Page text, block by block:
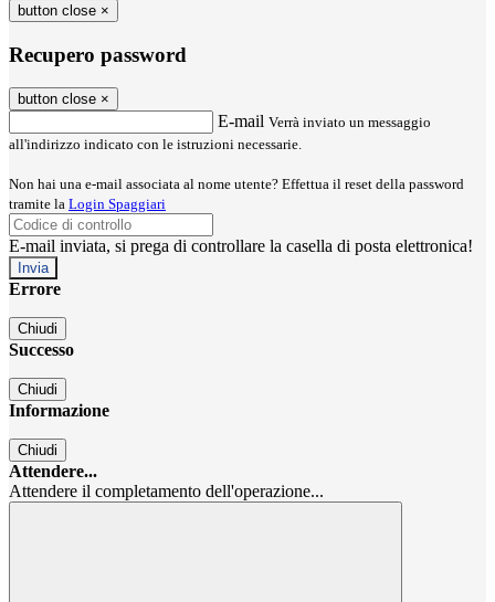
button close ×
Recupero password
button close ×
E-mail Verrà inviato un messaggio
all'indirizzo indicato con le istruzioni necessarie.
Non hai una e-mail associata al nome utente? Effettua il reset della password
tramite la Login Spaggiari
E-mail inviata, si prega di controllare la casella di posta elettronica!
Errore
Chiudi
Successo
Chiudi
Informazione
Chiudi
Attendere...
Attendere il completamento dell'operazione...